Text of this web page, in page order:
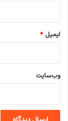
ایمیل*
وب‌سایت